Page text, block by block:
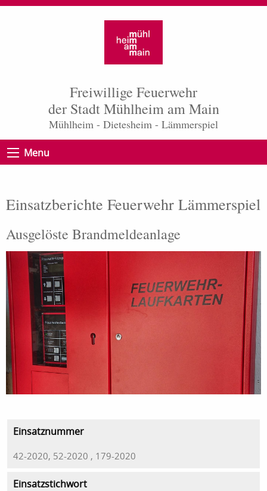
Freiwillige Feuerwehr
der Stadt Mühlheim am Main
Mühlheim - Dietesheim - Lämmerspiel
Menu
Einsatzberichte Feuerwehr Lämmerspiel
Ausgelöste Brandmeldeanlage
Einsatznummer
42-2020, 52-2020 , 179-2020
Einsatzstichwort